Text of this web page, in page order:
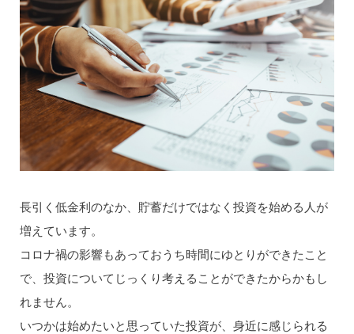
長引く低金利のなか、貯蓄だけではなく投資を始める人が
増えています。
コロナ禍の影響もあっておうち時間にゆとりができたこと
で、投資についてじっくり考えることができたからかもし
れません。
いつかは始めたいと思っていた投資が、身近に感じられる